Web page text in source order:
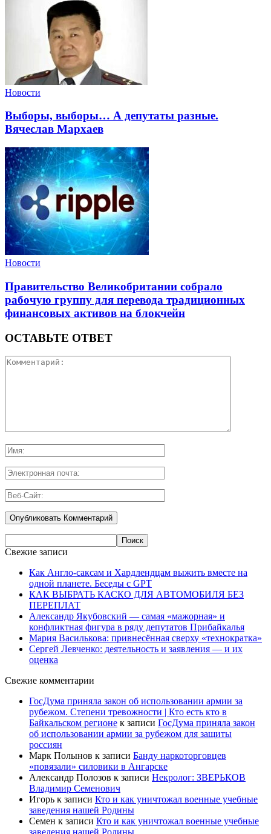
Новости
Выборы, выборы… А депутаты разные.
Вячеслав Мархаев
Новости
Правительство Великобритании собрало
рабочую группу для перевода традиционных
финансовых активов на блокчейн
ОСТАВЬТЕ ОТВЕТ
Свежие записи
Как Англо-саксам и Хардлендцам выжить вместе на
одной планете. Беседы с GPT
КАК ВЫБРАТЬ КАСКО ДЛЯ АВТОМОБИЛЯ БЕЗ
ПЕРЕПЛАТ
Александр Якубовский — самая «мажорная» и
конфликтная фигура в ряду депутатов Прибайкалья
Мария Василькова: привнесённая сверху «технократка»
Сергей Левченко: деятельность и заявления — и их
оценка
Свежие комментарии
ГосДума приняла закон об использовании армии за
рубежом. Степени тревожности | Кто есть кто в
Байкальском регионе к записи ГосДума приняла закон
об использовании армии за рубежом для защиты
россиян
Марк Полынов к записи Банду наркоторговцев
«повязали» силовики в Ангарске
Александр Полозов к записи Некролог: ЗВЕРЬКОВ
Владимир Семенович
Игорь к записи Кто и как уничтожал военные учебные
заведения нашей Родины
Семен к записи Кто и как уничтожал военные учебные